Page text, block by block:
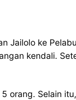
Jailolo ke
kendali.
orang. Selain